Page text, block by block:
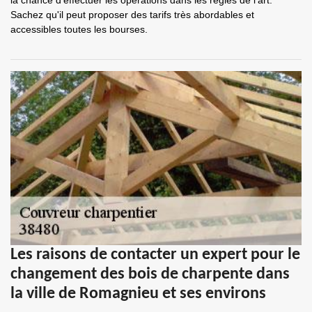
Sachez qu'il peut proposer des tarifs très abordables et
accessibles toutes les bourses.
Les raisons de contacter un expert pour le
changement des bois de charpente dans
la ville de Romagnieu et ses environs